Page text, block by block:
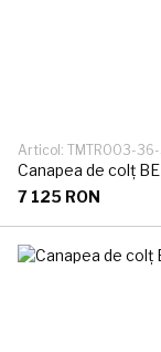
Articol: TMTR003-
Canapea de colț
7 125 RON